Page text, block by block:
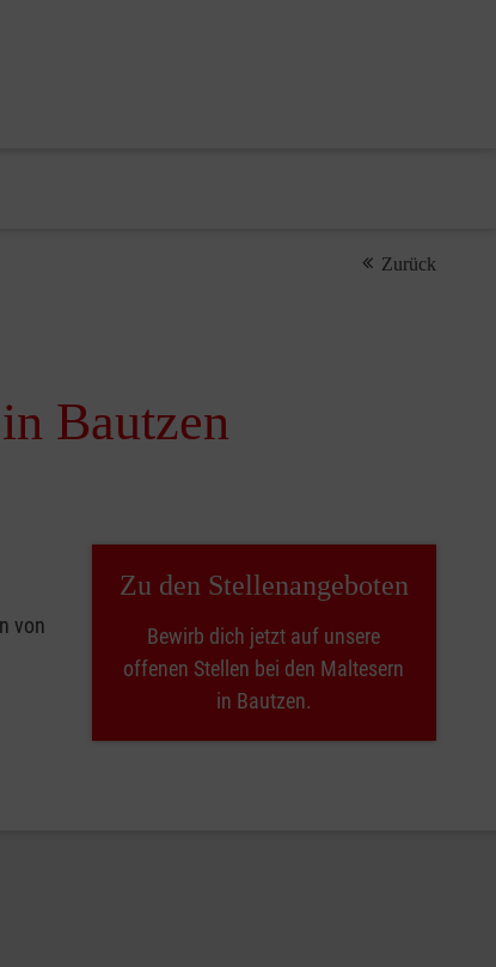
Zurück
Bautzen
von
Zu den Stellenangeboten
Bewirb dich jetzt auf unsere
offenen Stellen bei den Maltesern
in Bautzen.